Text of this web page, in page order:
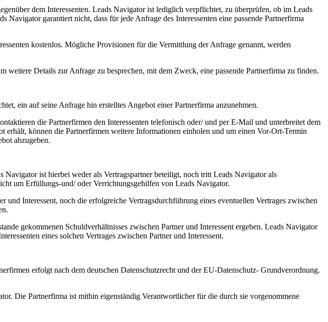
dem Interessenten. Leads Navigator ist lediglich verpflichtet, zu überprüfen, ob im Leads
garantiert nicht, dass für jede Anfrage des Interessenten eine passende Partnerfirma
kostenlos. Mögliche Provisionen für die Vermittlung der Anfrage genannt, werden
Details zur Anfrage zu besprechen, mit dem Zweck, eine passende Partnerfirma zu finden.
ein auf seine Anfrage hin erstelltes Angebot einer Partnerfirma anzunehmen.
die Partnerfirmen den Interessenten telefonisch oder/ und per E-Mail und unterbreitet dem
erhält, können die Partnerfirmen weitere Informationen einholen und um einen Vor-Ort-Termin
abzugeben.
Navigator ist hierbei weder als Vertragspartner beteiligt, noch tritt Leads Navigator als
um Erfüllungs-und/ oder Verrichtungsgehilfen von Leads Navigator.
Interessent, noch die erfolgreiche Vertragsdurchführung eines eventuellen Vertrages zwischen
gekommenen Schuldverhältnisses zwischen Partner und Interessent ergeben. Leads Navigator
eines solchen Vertrages zwischen Partner und Interessent.
erfolgt nach dem deutschen Datenschutzrecht und der EU-Datenschutz- Grundverordnung.
Die Partnerfirma ist mithin eigenständig Verantwortlicher für die durch sie vorgenommene